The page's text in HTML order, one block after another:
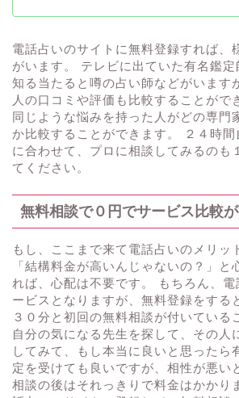
電話占いのサイトに無料登録すれば、
がいます。 テレビに出ていた有名鑑
知る当たると噂の占い師などがいます
人の口コミや評価も比較することがで
同じような悩みを持った人がどの専門
か比較することができます。 ２４時
に合わせて、プロに相談してみるのも
てください。
無料相談で０円でサービス比較
もし、ここまで来て電話占いのメリッ
「結構料金が高いんじゃないの？」と
れば、心配は不要です。 もちろん、
ービスとなりますが、無料登録をする
３０分と初回の無料相談が付いている
自分の気になる先生を探して、その人
してみて、もし本当に良いと思ったら
定を受けても良いですが、相性が悪い
相談の後はそれっきりで料金はかかり